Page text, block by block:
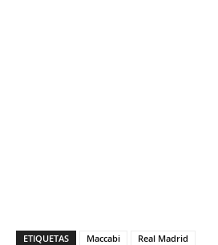
ETIQUETAS Maccabi Real Madrid